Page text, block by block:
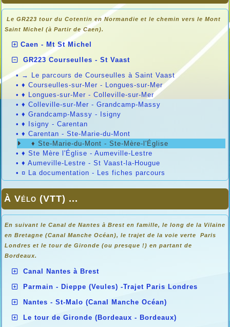
Le GR223 tour du Cotentin en Normandie et le chemin vers le Mont
Saint Michel (à Partir de Caen).
Caen - Mt St Michel
GR223 Courseulles - St Vaast
• → Le parcours de Courseulles à Saint Vaast
• ♦ Courseulles-sur-Mer - Longues-sur-Mer
• ♦ Longues-sur-Mer - Colleville-sur-Mer
• ♦ Colleville-sur-Mer - Grandcamp-Massy
• ♦ Grandcamp-Massy - Isigny
• ♦ Isigny - Carentan
• ♦ Carentan - Ste-Marie-du-Mont
♦ Ste-Marie-du-Mont - Ste-Mère-l'Église
• ♦ Ste Mère l'Église - Aumeville-Lestre
• ♦ Aumeville-Lestre - St Vaast-la-Hougue
• ¤ La documentation - Les fiches parcours
À Vélo (VTT) ...
En suivant le Canal de Nantes à Brest en famille, le long de la Vilaine
en Bretagne (Canal Manche Océan), le trajet de la voie verte Paris
Londres et le tour de Gironde (ou presque !) en partant de
Bordeaux.
Canal Nantes à Brest
Parmain - Dieppe (Veules) -Trajet Paris Londres
Nantes - St-Malo (Canal Manche Océan)
Le tour de Gironde (Bordeaux - Bordeaux)